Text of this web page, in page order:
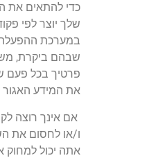
שלך יוצר לפי
שבהם ביקרת,
את המידע
ו/או לחסום את